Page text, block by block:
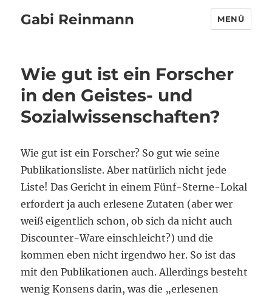
Gabi Reinmann MENÜ
Wie gut ist ein Forscher
in den Geistes- und
Sozialwissenschaften?
Wie gut ist ein Forscher? So gut wie seine
Publikationsliste. Aber natürlich nicht jede
Liste! Das Gericht in einem Fünf-Sterne-Lokal
erfordert ja auch erlesene Zutaten (aber wer
weiß eigentlich schon, ob sich da nicht auch
Discounter-Ware einschleicht?) und die
kommen eben nicht irgendwo her. So ist das
mit den Publikationen auch. Allerdings besteht
wenig Konsens darin, was die „erlesenen